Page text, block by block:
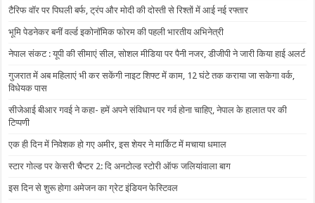
टैरिफ वॉर पर पिघली बर्फ, ट्रंप और मोदी की दोस्ती से रिश्तों में आई नई रफ्तार
भूमि पेडनेकर बनीं वर्ल्ड इकोनॉमिक फोरम की पहली भारतीय अभिनेत्री
नेपाल संकट : यूपी की सीमाएं सील, सोशल मीडिया पर पैनी नजर, डीजीपी ने जारी किया हाई अलर्ट
गुजरात में अब महिलाएं भी कर सकेंगी नाइट शिफ्ट में काम, 12 घंटे तक कराया जा सकेगा वर्क,
विधेयक पास
सीजेआई बीआर गवई ने कहा- हमें अपने संविधान पर गर्व होना चाहिए, नेपाल के हालात पर की
टिप्पणी
एक ही दिन में निवेशक हो गए अमीर, इस शेयर ने मार्किट में मचाया धमाल
स्टार गोल्ड पर केसरी चैप्टर 2: दि अनटोल्ड स्टोरी ऑफ जलियांवाला बाग
इस दिन से शुरू होगा अमेजन का ग्रेट इंडियन फेस्टिवल